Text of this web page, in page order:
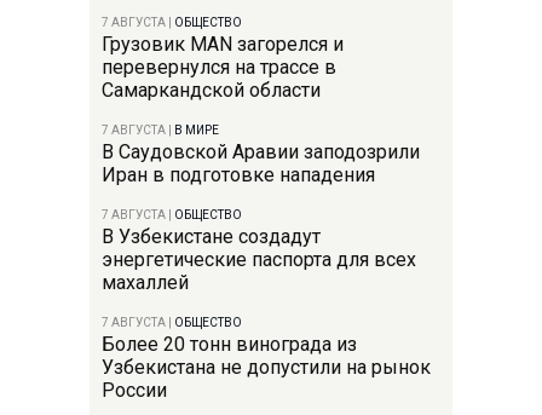
7 АВГУСТА ОБЩЕСТВО
Грузовик MAN загорелся и
перевернулся на трассе в
Самаркандской области
7 АВГУСТА В МИРЕ
В Саудовской Аравии заподозрили
Иран в подготовке нападения
7 АВГУСТА ОБЩЕСТВО
В Узбекистане создадут
энергетические паспорта для всех
махаллей
7 АВГУСТА ОБЩЕСТВО
Более 20 тонн винограда из
Узбекистана не допустили на рынок
России